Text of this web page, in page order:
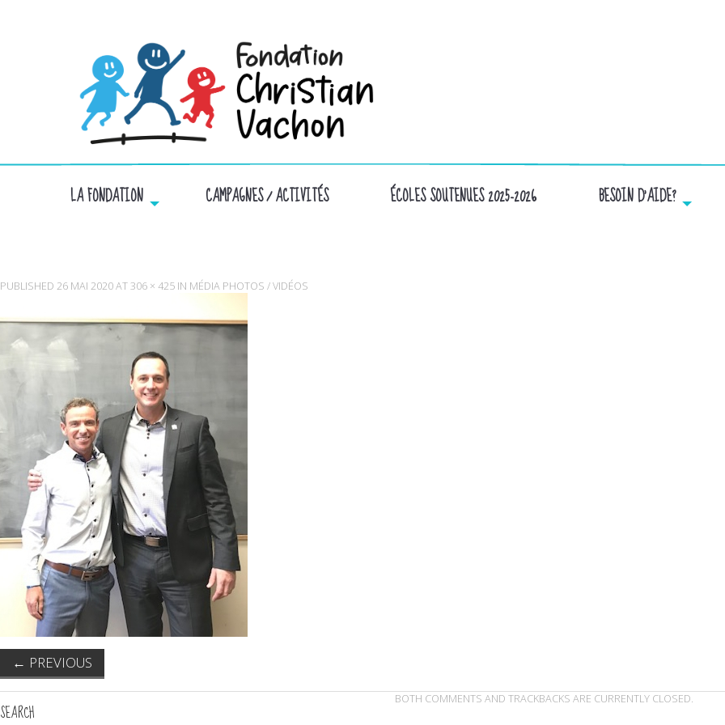
LA FONDATION CAMPAGNES / ACTIVITÉS ÉCOLES SOUTENUES 2025-2026 BESOIN D’AIDE?
PUBLISHED 26 MAI 2020AT306 × 425 IN MÉDIA PHOTOS / VIDÉOS
← PREVIOUS
BOTH COMMENTS AND TRACKBACKS ARE CURRENTLY CLOSED.
SEARCH